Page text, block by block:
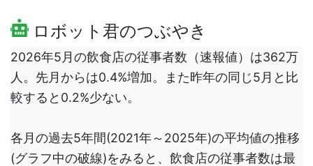
ロボット君のつぶやき
2026年5月の飲食店の従事者数（速報値）は362万
人。先月からは0.4%増加。また昨年の同じ5月と比
較すると0.2%少ない。
各月の過去5年間(2021年～2025年)の平均値の推移
(グラフ中の破線)をみると、飲食店の従事者数は最